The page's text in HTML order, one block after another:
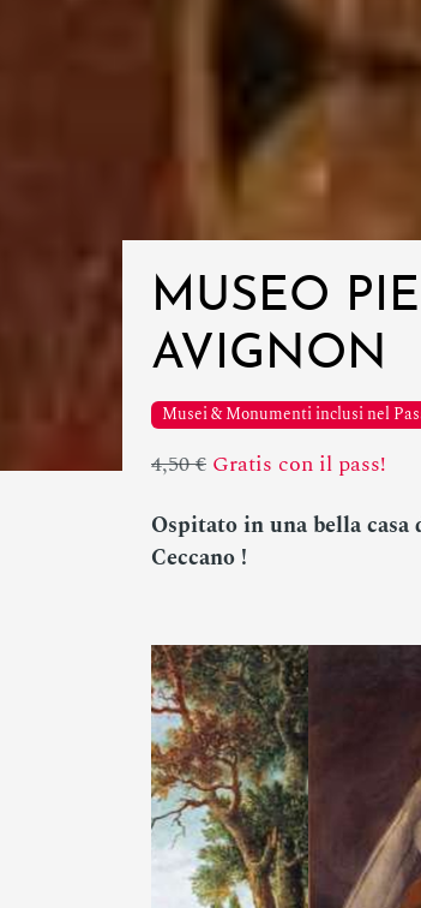
MUSEO
AVIGNON
Musei & Monumenti inclusi nel
4,50 € Gratis con il pass!
Ospitato in una bella
Ceccano !